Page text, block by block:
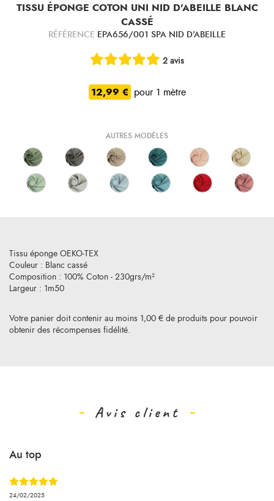
TISSU ÉPONGE COTON UNI NID D'ABEILLE BLANC
CASSÉ
RÉFÉRENCE EPA656/001 SPA NID D'ABEILLE
2 avis
12,99 € pour 1 mètre
AUTRES MODÈLES
Votre panier doit contenir au moins 1,00 € de produits pour pouvoir
obtenir des récompenses fidélité.
Tissu éponge OEKO-TEX
Couleur : Blanc cassé
Composition : 100% Coton - 230grs/m²
Largeur : 1m50
Avis client
24/02/2025
Au top